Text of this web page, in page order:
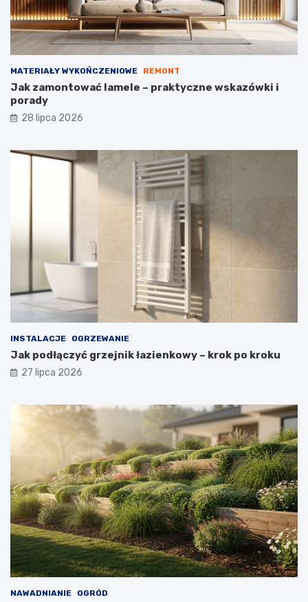
MATERIAŁY WYKOŃCZENIOWE REMONT
Jak zamontować lamele – praktyczne wskazówki i
porady
28 lipca 2026
INSTALACJE OGRZEWANIE
Jak podłączyć grzejnik łazienkowy – krok po kroku
27 lipca 2026
NAWADNIANIE OGRÓD